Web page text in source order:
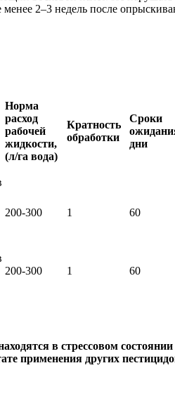
2–3 недель после
Норма
расход
рабочей
жидкости,
(л/га вода)
Кратность
обработки
Сроки
дни
200-300 1 60
200-300 1 60
в стрессовом состоянии
применения других